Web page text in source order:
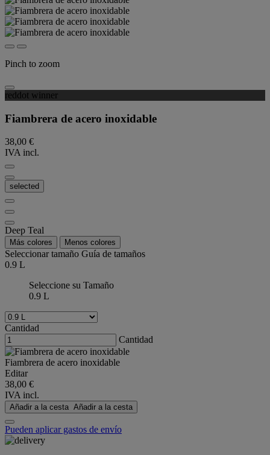
Pinch to zoom
reddot winner
Fiambrera de acero inoxidable
38,00 €
IVA incl.
selected
Deep Teal
Más colores Menos colores
Seleccionar tamaño Guía de tamaños
0.9 L
Seleccione su Tamaño
0.9 L
Cantidad
Cantidad
Fiambrera de acero inoxidable
Editar
38,00 €
IVA incl.
Añadir a la cesta Añadir a la cesta
Pueden aplicar gastos de envío